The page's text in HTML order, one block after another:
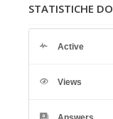
STATISTICHE
Active
Views